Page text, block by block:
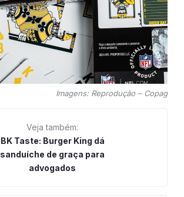
Imagens: Reprodução – Copag
Veja também:
BK Taste: Burger King dá
sanduíche de graça para
advogados